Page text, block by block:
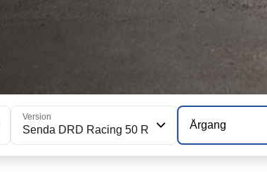
Version
Senda DRD Racing 50 R Årgang